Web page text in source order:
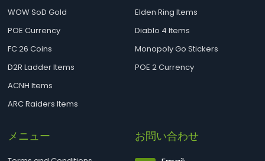
WOW SoD Gold
POE Currency
FC 26 Coins
D2R Ladder Items
ACNH Items
ARC Raiders Items
Elden Ring Items
Diablo 4 Items
Monopoly Go Stickers
POE 2 Currency
メニュー お問い合わせ